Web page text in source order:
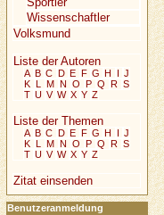
Wissenschaftler
Volksmund
Liste der Autoren
A B C D E F G H I J
K L M N O P Q R S
T U V W X Y Z
Liste der Themen
A B C D E F G H I J
K L M N O P Q R S
T U V W X Y Z
Zitat einsenden
Benutzeranmeldung